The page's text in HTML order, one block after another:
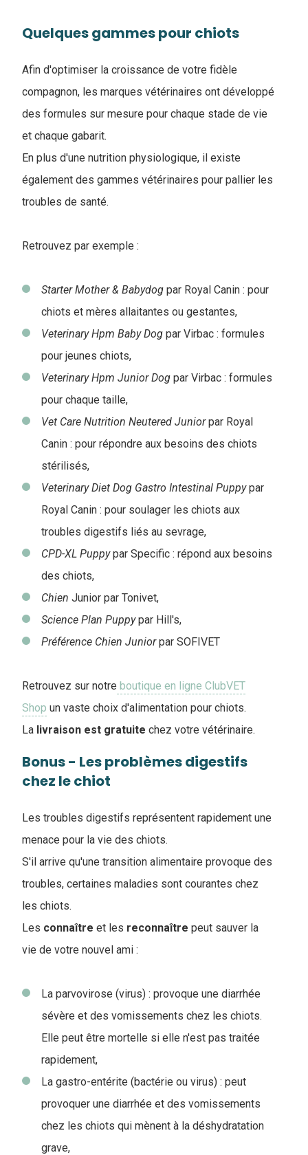
Quelques gammes pour chiots
Afin d'optimiser la croissance de votre fidèle
compagnon, les marques vétérinaires ont développé
des formules sur mesure pour chaque stade de vie
et chaque gabarit.
En plus d'une nutrition physiologique, il existe
également des gammes vétérinaires pour pallier les
troubles de santé.
Retrouvez par exemple :
Starter Mother & Babydog par Royal Canin : pour
chiots et mères allaitantes ou gestantes,
Veterinary Hpm Baby Dog par Virbac : formules
pour jeunes chiots,
Veterinary Hpm Junior Dog par Virbac : formules
pour chaque taille,
Vet Care Nutrition Neutered Juniorpar Royal
Canin : pour répondre aux besoins des chiots
stérilisés,
Veterinary Diet Dog Gastro Intestinal Puppypar
Royal Canin : pour soulager les chiots aux
troubles digestifs liés au sevrage,
CPD-XL Puppypar Specific : répond aux besoins
des chiots,
Chien Junior par Tonivet,
Science Plan Puppypar Hill's,
Préférence Chien Juniorpar SOFIVET
Retrouvez sur notre boutique en ligne ClubVET
Shop un vaste choix d'alimentation pour chiots.
La livraison est gratuite chez votre vétérinaire.
Bonus - Les problèmes digestifs
chez le chiot
Les troubles digestifs représentent rapidement une
menace pour la vie des chiots.
S'il arrive qu'une transition alimentaire provoque des
troubles, certaines maladies sont courantes chez
les chiots.
Les connaître et les reconnaître peut sauver la
vie de votre nouvel ami :
La parvovirose (virus) : provoque une diarrhée
sévère et des vomissements chez les chiots.
Elle peut être mortelle si elle n'est pas traitée
rapidement,
La gastro-entérite (bactérie ou virus) : peut
provoquer une diarrhée et des vomissements
chez les chiots qui mènent à la déshydratation
grave,